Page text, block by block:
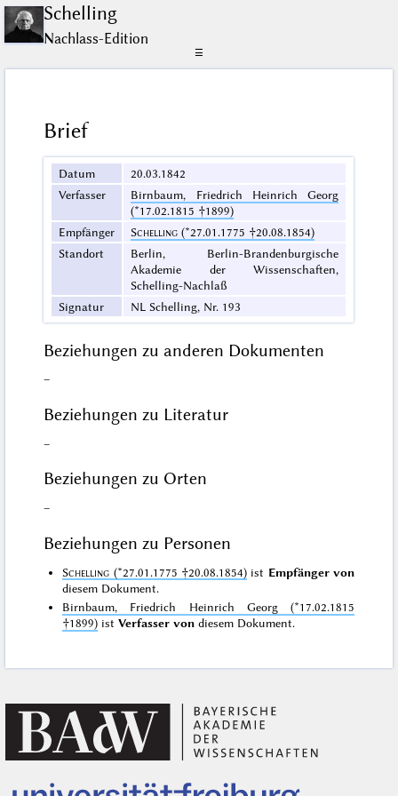
Schelling
Nachlass-Edition
☰
Brief
Datum
20.03.1842
Verfasser
Birnbaum, Friedrich Heinrich Georg
(*17.02.1815 †1899)
Empfänger
Schelling (*27.01.1775 †20.08.1854)
Standort
Berlin, Berlin-Brandenburgische
Akademie der Wissenschaften,
Schelling-Nachlaß
Signatur
NL Schelling, Nr. 193
Beziehungen zu anderen Dokumenten
–
Beziehungen zu Literatur
–
Beziehungen zu Orten
–
Beziehungen zu Personen
Schelling (*27.01.1775 †20.08.1854) ist Empfänger von
diesem Dokument.
Birnbaum, Friedrich Heinrich Georg (*17.02.1815
†1899) istVerfasser von diesem Dokument.